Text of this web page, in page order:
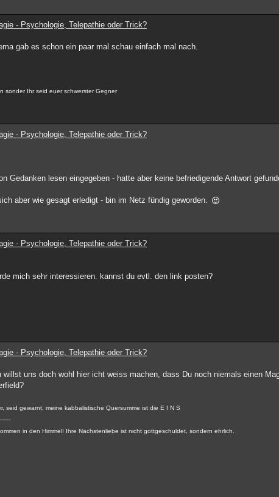
- Psychologie, Telepathie oder Trick?
gab es schon ein paar mal schau einfach mal nach.
sonder Ihr seid euer schwerster Gegner
- Psychologie, Telepathie oder Trick?
Gedanken lesen eingegeben - hatte aber keine befriedigende Antwort
aber wie gesagt erledigt - bin im Netz fündig geworden.
- Psychologie, Telepathie oder Trick?
mich sehr interessieren. kannst du evtl. den link posten?
- Psychologie, Telepathie oder Trick?
willst uns doch wohl hier icht weiss machen, dass Du noch niemals einen
seid gewarnt, meine kabbalistische Quersumme ist die E I N S
in den Himmel! Ihre Nächstenliebe ist nicht gottgeschuldet, sondern ehrlich.